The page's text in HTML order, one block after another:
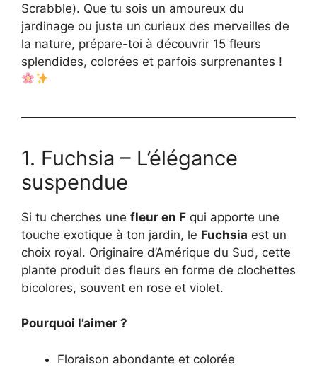
Scrabble). Que tu sois un amoureux du
jardinage ou juste un curieux des merveilles de
la nature, prépare-toi à découvrir 15 fleurs
splendides, colorées et parfois surprenantes !
1. Fuchsia – L’élégance
suspendue
Si tu cherches une fleur en F qui apporte une
touche exotique à ton jardin, le Fuchsia est un
choix royal. Originaire d’Amérique du Sud, cette
plante produit des fleurs en forme de clochettes
bicolores, souvent en rose et violet.
Pourquoi l’aimer ?
Floraison abondante et colorée